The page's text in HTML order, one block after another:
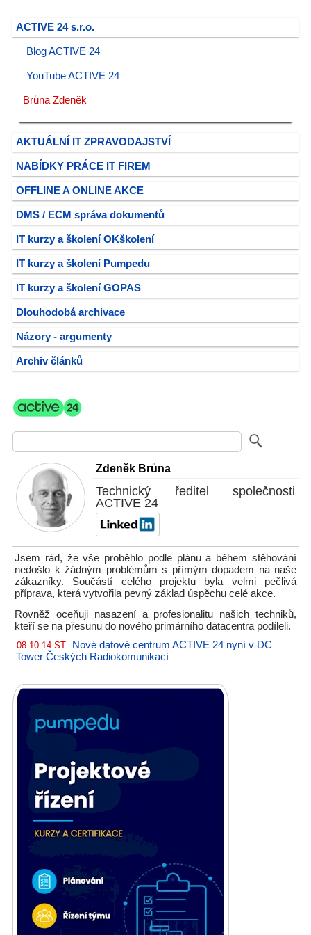
ACTIVE 24 s.r.o.
Blog ACTIVE 24
YouTube ACTIVE 24
Brůna Zdeněk
AKTUÁLNÍ IT ZPRAVODAJSTVÍ
NABÍDKY PRÁCE IT FIREM
OFFLINE A ONLINE AKCE
DMS / ECM správa dokumentů
IT kurzy a školení OKškolení
IT kurzy a školení Pumpedu
IT kurzy a školení GOPAS
Dlouhodobá archivace
Názory - argumenty
Archiv článků
Zdeněk Brůna
Technický ředitel společnosti
ACTIVE 24
Jsem rád, že vše proběhlo podle plánu a během stěhování
nedošlo k žádným problémům s přímým dopadem na naše
zákazníky. Součástí celého projektu byla velmi pečlivá
příprava, která vytvořila pevný základ úspěchu celé akce.
Rovněž oceňuji nasazení a profesionalitu našich techniků,
kteří se na přesunu do nového primárního datacentra podíleli.
08.10.14-ST
Nové datové centrum ACTIVE 24 nyní v DC
Tower Českých Radiokomunikací